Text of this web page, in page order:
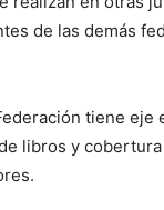
de las demás
tiene eje
libros y